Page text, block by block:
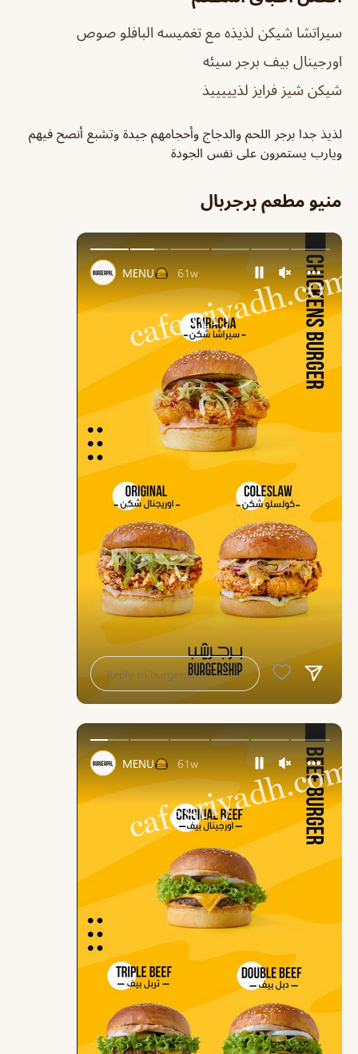
سيراتشا شيكن لذيذه مع تغميسه البافلو صوص
اورجينال بيف برجر سيئه
شيكن شيز فرايز لذيييييذ
لذيذ جدا برجر اللحم والدجاج وأحجامهم جيدة وتشبع أنصح فيهم
ويارب يستمرون على نفس الجودة
منيو مطعم برجربال